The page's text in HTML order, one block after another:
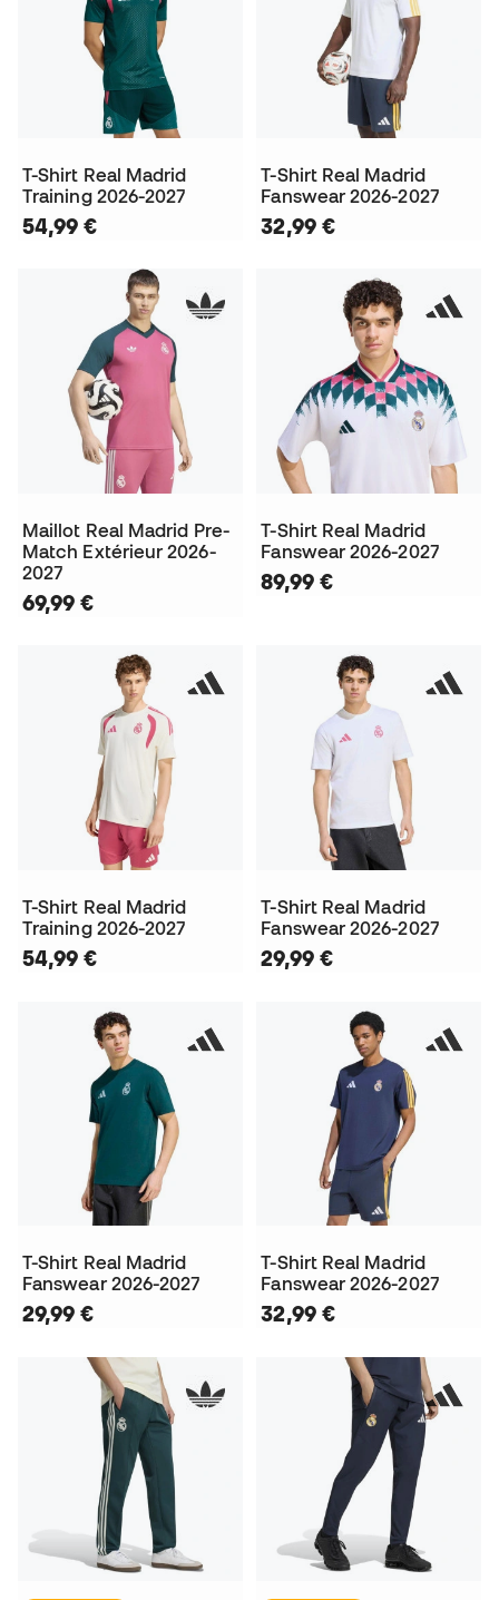
T-Shirt Real Madrid
Training 2026-2027
54,99 €
T-Shirt Real Madrid
Fanswear 2026-2027
32,99 €
Maillot Real Madrid Pre-
Match Extérieur 2026-
2027
69,99 €
T-Shirt Real Madrid
Fanswear 2026-2027
89,99 €
T-Shirt Real Madrid
Training 2026-2027
54,99 €
T-Shirt Real Madrid
Fanswear 2026-2027
29,99 €
T-Shirt Real Madrid
Fanswear 2026-2027
29,99 €
T-Shirt Real Madrid
Fanswear 2026-2027
32,99 €